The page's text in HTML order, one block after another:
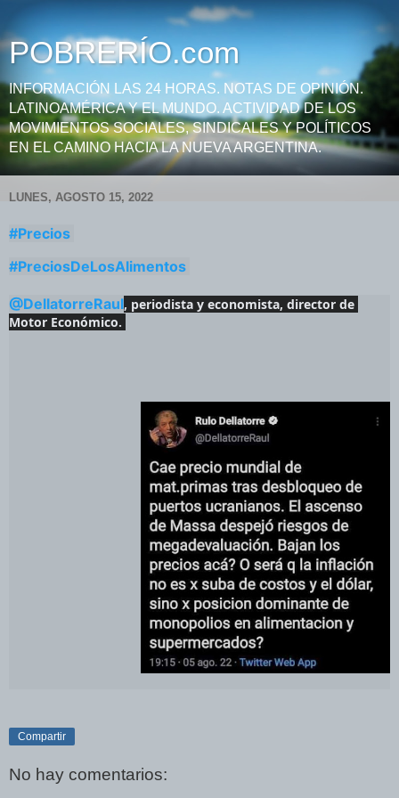
POBRERÍO.com
INFORMACIÓN LAS 24 HORAS. NOTAS DE OPINIÓN.
LATINOAMÉRICA Y EL MUNDO. ACTIVIDAD DE LOS
MOVIMIENTOS SOCIALES, SINDICALES Y POLÍTICOS
EN EL CAMINO HACIA LA NUEVA ARGENTINA.
LUNES, AGOSTO 15, 2022
#Precios
#PreciosDeLosAlimentos
@DellatorreRaul, periodista y economista, director de
Motor Económico.
Compartir
No hay comentarios: